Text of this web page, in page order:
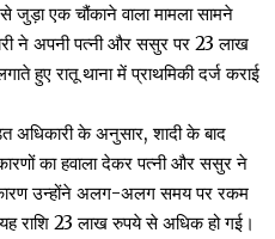
से जुड़ा एक चौंकाने वाला मामला सामने
ने अपनी पत्नी और ससुर पर 23 लाख
हुए रातू थाना में प्राथमिकी दर्ज कराई
अधिकारी के अनुसार, शादी के बाद
का हवाला देकर पत्नी और ससुर ने
उन्होंने अलग-अलग समय पर रकम
राशि 23 लाख रुपये से अधिक हो गई।